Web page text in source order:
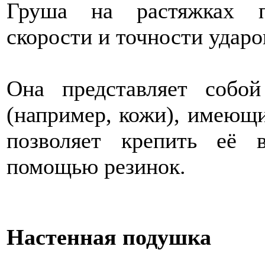
Груша на растяжках
скорости и точности
Она представляет
(например, кожи),
позволяет крепить её
помощью резинок.
Настенная подушка